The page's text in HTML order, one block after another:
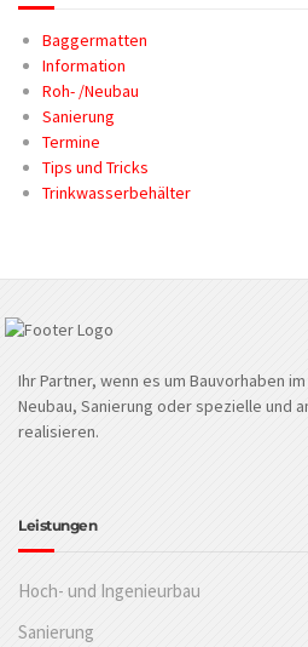
Baggermatten
Information
Roh- /Neubau
Sanierung
Termine
Tips und Tricks
Trinkwasserbehälter
Ihr Partner, wenn es um Bauvorhaben
Neubau, Sanierung oder spezielle und
realisieren.
Leistungen
Hoch- und Ingenieurbau
Sanierung